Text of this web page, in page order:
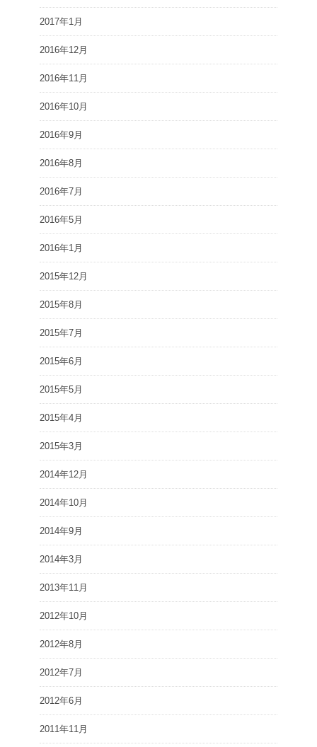
2017年1月
2016年12月
2016年11月
2016年10月
2016年9月
2016年8月
2016年7月
2016年5月
2016年1月
2015年12月
2015年8月
2015年7月
2015年6月
2015年5月
2015年4月
2015年3月
2014年12月
2014年10月
2014年9月
2014年3月
2013年11月
2012年10月
2012年8月
2012年7月
2012年6月
2011年11月